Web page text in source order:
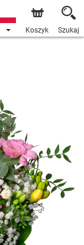
Koszyk Szukaj